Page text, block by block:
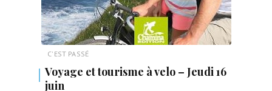
C'EST PASSÉ
Voyage et tourisme à velo – Jeudi 16
juin